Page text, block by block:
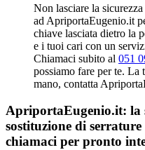
Non lasciare la
ad ApriportaEugenio.it
chiave lasciata dietro la
e i tuoi cari con un
Chiamaci subito al 051
possiamo fare per te. La
mano, contatta
ApriportaEugenio.it: la
sostituzione di
chiamaci per pronto